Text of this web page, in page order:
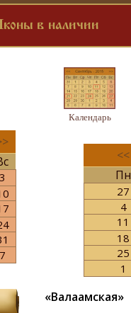
в наличии
3
7
Календарь
<<
Пн
27
4
11
18
25
1
«Валаамская»